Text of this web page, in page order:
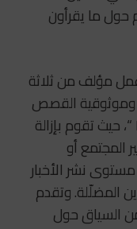
حول ما يقرأون
مؤلف من ثلاثة
وموثوقية القصص
التي تنشر على “نيوز فيد – Newsfeed “، حيث تقوم بإزالة
المجتمع أو
مستوى نشر الأخبار
المضلّلة. وتقدم
السياق حول